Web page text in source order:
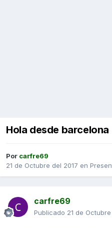
Hola desde barcelona
Por carfre69
21 de Octubre del 2017 en
carfre69
Publicado 21 de